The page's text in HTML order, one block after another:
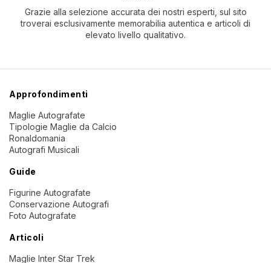
Grazie alla selezione accurata dei nostri esperti, sul sito
troverai esclusivamente memorabilia autentica e articoli di
elevato livello qualitativo.
Approfondimenti
Maglie Autografate
Tipologie Maglie da Calcio
Ronaldomania
Autografi Musicali
Guide
Figurine Autografate
Conservazione Autografi
Foto Autografate
Articoli
Maglie Inter Star Trek